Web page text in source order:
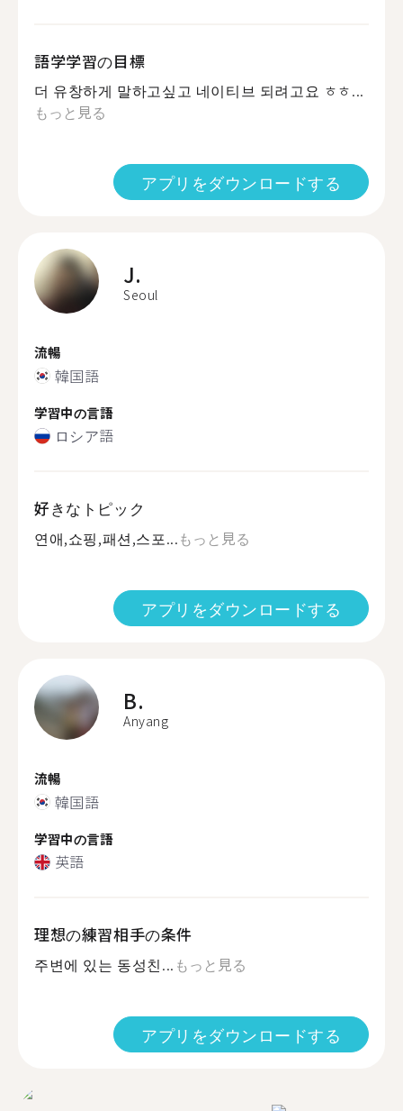
語学学習の目標
더 유창하게 말하고싶고 네이티브 되려고요 ㅎㅎ...
もっと見る
アプリをダウンロードする
J.
Seoul
流暢
韓国語
学習中の言語
ロシア語
好きなトピック
연애,쇼핑,패션,스포...もっと見る
アプリをダウンロードする
B.
Anyang
流暢
韓国語
学習中の言語
英語
理想の練習相手の条件
주변에 있는 동성친... もっと見る
アプリをダウンロードする